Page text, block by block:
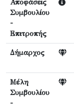
Αποφάσεις
Συμβουλίου
-
Επιτροπής
Δήμαρχος
Μέλη
Συμβουλίου
-